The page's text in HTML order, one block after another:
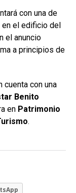
con una de
en el edificio del
el anuncio
a principios de
cuenta con una
Benito
en Patrimonio
.